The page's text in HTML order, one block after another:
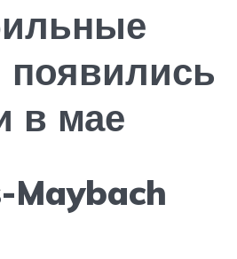
появились
в мае
Maybach